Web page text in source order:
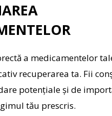
a medicamentelor
recuperarea ta. Fii
potențiale și de
tău prescris.